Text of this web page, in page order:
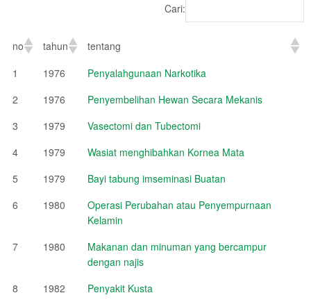
Cari:
no tahun
tentang
1
1976
Penyalahgunaan Narkotika
2
1976
Penyembelihan Hewan Secara Mekanis
3
1979
Vasectomi dan Tubectomi
4
1979
Wasiat menghibahkan Kornea Mata
5
1979
Bayi tabung imseminasi Buatan
6
1980
Operasi Perubahan atau Penyempurnaan
Kelamin
7
1980
Makanan dan minuman yang bercampur
dengan najis
8
1982
Penyakit Kusta